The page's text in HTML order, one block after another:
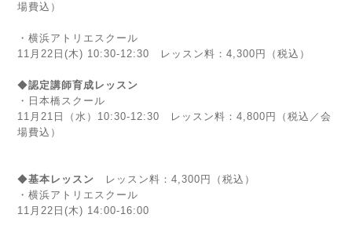
場費込）
・横浜アトリエスクール
11月22日(木) 10:30-12:30
レッスン料：4,300円（税込）
◆認定講師育成レッスン
・日本橋スクール
11月21日（水）10:30-12:30 レッスン料：4,800円（税込／会
場費込）
◆基本レッスン
レッスン料：4,300円（税込）
・横浜アトリエスクール
11月22 日(木) 14:00-16:00